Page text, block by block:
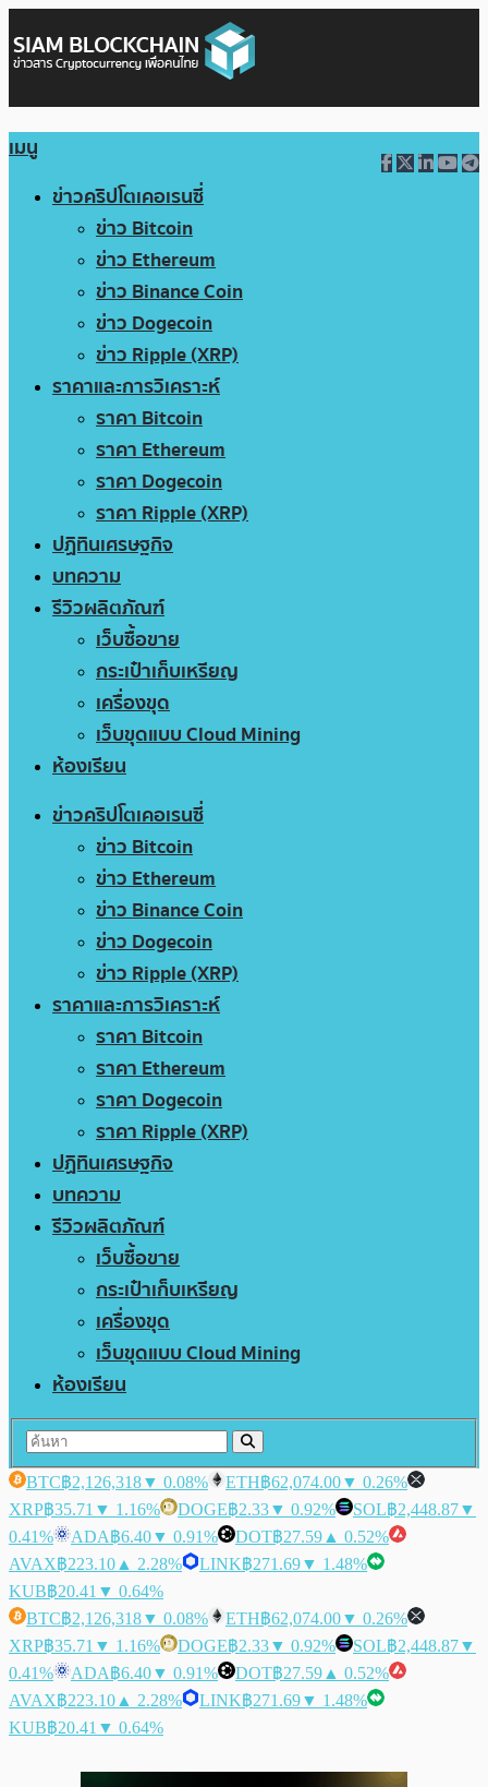
เมนู
ข่าวคริปโตเคอเรนซี่
ข่าว Bitcoin
ข่าว Ethereum
ข่าว Binance Coin
ข่าว Dogecoin
ข่าว Ripple (XRP)
ราคาและการวิเคราะห์
ราคา Bitcoin
ราคา Ethereum
ราคา Dogecoin
ราคา Ripple (XRP)
ปฏิทินเศรษฐกิจ
บทความ
รีวิวผลิตภัณฑ์
เว็บซื้อขาย
กระเป๋าเก็บเหรียญ
เครื่องขุด
เว็บขุดแบบ Cloud Mining
ห้องเรียน
ข่าวคริปโตเคอเรนซี่
ข่าว Bitcoin
ข่าว Ethereum
ข่าว Binance Coin
ข่าว Dogecoin
ข่าว Ripple (XRP)
ราคาและการวิเคราะห์
ราคา Bitcoin
ราคา Ethereum
ราคา Dogecoin
ราคา Ripple (XRP)
ปฏิทินเศรษฐกิจ
บทความ
รีวิวผลิตภัณฑ์
เว็บซื้อขาย
กระเป๋าเก็บเหรียญ
เครื่องขุด
เว็บขุดแบบ Cloud Mining
ห้องเรียน
BTC฿2,126,318▼ 0.08% ETH฿62,074.00▼ 0.26%
XRP฿35.71 ▼ 1.16% DOGE฿2.33▼ 0.92% SOL฿2,448.87▼
0.41%
ADA฿6.40▼ 0.91% DOT฿27.59 ▲ 0.52%
AVAX฿223.10 ▲ 2.28% LINK฿271.69▼ 1.48%
KUB฿20.41 ▼ 0.64%
BTC฿2,126,318▼ 0.08% ETH฿62,074.00▼ 0.26%
XRP฿35.71 ▼ 1.16% DOGE฿2.33▼ 0.92% SOL฿2,448.87▼
0.41%
ADA฿6.40▼ 0.91% DOT฿27.59 ▲ 0.52%
AVAX฿223.10 ▲ 2.28% LINK฿271.69▼ 1.48%
KUB฿20.41 ▼ 0.64%